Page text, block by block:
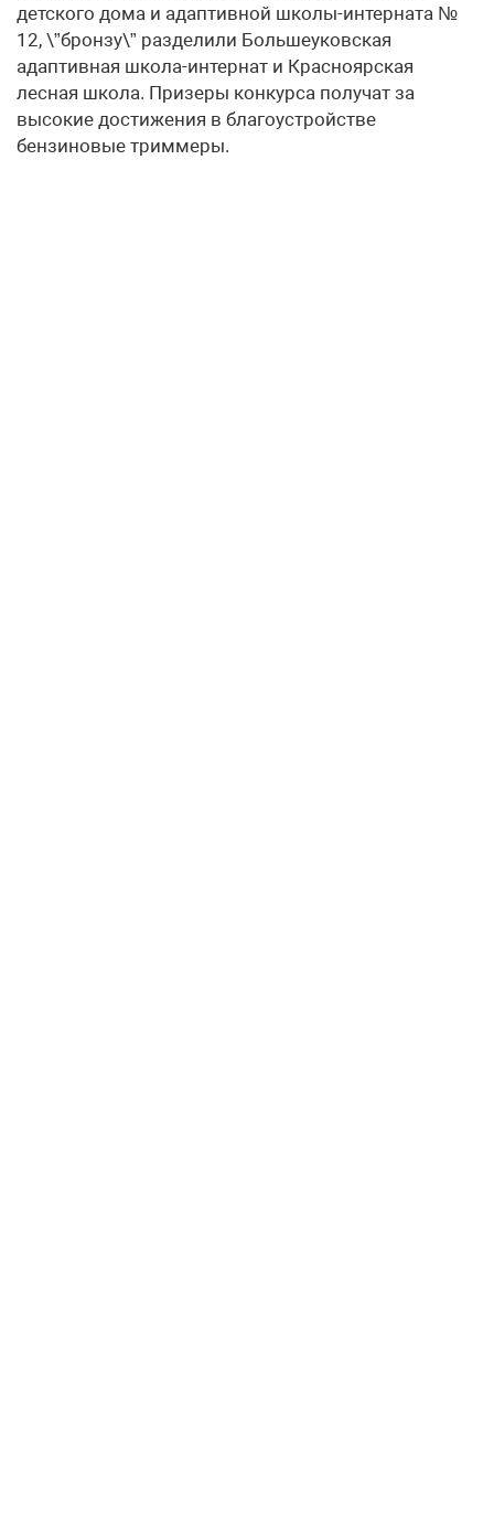
детского дома и адаптивной школы-интерната №
12, \”бронзу\” разделили Большеуковская
адаптивная школа-интернат и Красноярская
лесная школа. Призеры конкурса получат за
высокие достижения в благоустройстве
бензиновые триммеры.